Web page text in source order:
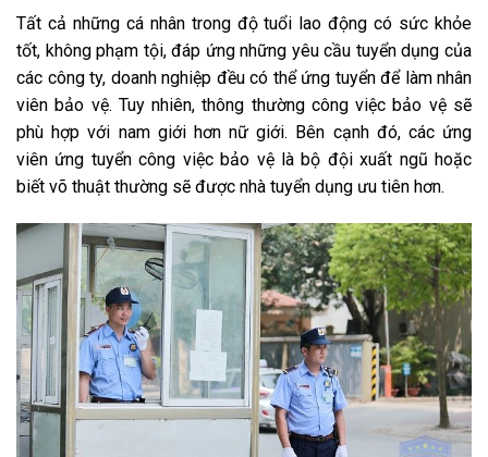
Tất cả những cá nhân trong độ tuổi lao động có sức khỏe
tốt, không phạm tội, đáp ứng những yêu cầu tuyển dụng của
các công ty, doanh nghiệp đều có thể ứng tuyển để làm nhân
viên bảo vệ. Tuy nhiên, thông thường công việc bảo vệ sẽ
phù hợp với nam giới hơn nữ giới. Bên cạnh đó, các ứng
viên ứng tuyển công việc bảo vệ là bộ đội xuất ngũ hoặc
biết võ thuật thường sẽ được nhà tuyển dụng ưu tiên hơn.